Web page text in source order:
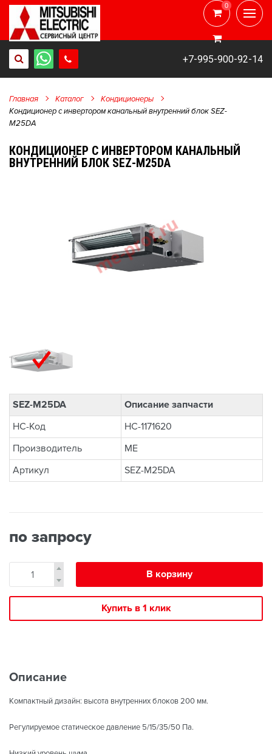
+7-995-900-92-14
0
0
Главная Каталог
Кондиционеры
Кондиционер с инвертором канальный внутренний блок SEZ-
M25DA
КОНДИЦИОНЕР С ИНВЕРТОРОМ КАНАЛЬНЫЙ
ВНУТРЕННИЙ БЛОК SEZ-M25DA
SEZ-M25DA
Описание запчасти
НС-Код
НС-1171620
Производитель
ME
Артикул
SEZ-M25DA
по запросу
В корзину
Купить в 1 клик
Описание
Компактный дизайн: высота внутренних блоков 200 мм.
Регулируемое статическое давление 5/15/35/50 Па.